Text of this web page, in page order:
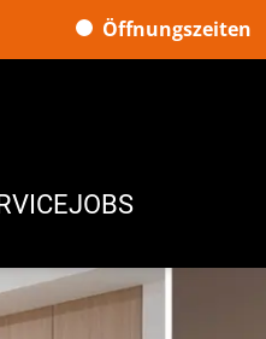
Öffnungszeiten
JOBS